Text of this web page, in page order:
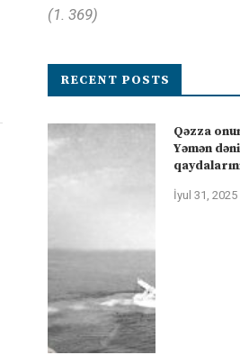
(1. 369)
RECENT POSTS
Qəzza
Yəmən
İyul 31, 2025